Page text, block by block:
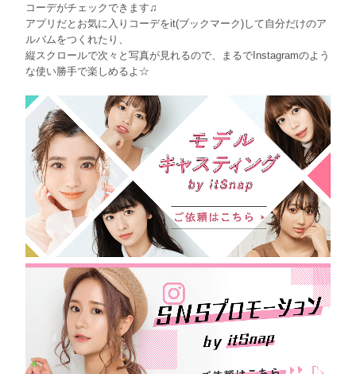
コーデがチェックできます♫
アプリだとお気に入りコーデをit(ブックマーク)して自分だけのア
ルバムをつくれたり、
縦スクロールで次々と写真が見れるので、まるでInstagramのよう
な使い勝手で楽しめるよ☆